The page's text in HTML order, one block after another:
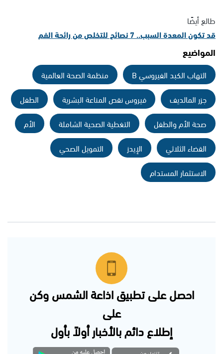
طالع أيضًا
قد تكون المعدة السبب.. 7 نصائح للتخلص من رائحة الفم
المواضيع
التهاب الكبد الفيروسي B
منظمة الصحة العالمية
جزر المالديف
فيروس نقص المناعة البشرية
الطفل
صحة الأم والطفل
التغطية الصحية الشاملة
الأم
القضاء الثلاثي
الإيدز
التمويل الصحي
الاستثمار المستدام
احصل على تطبيق اذاعة الشمس وكن
على
إطلاع دائم بالأخبار أولاً بأول